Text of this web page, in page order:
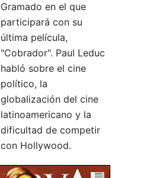
Gramado en el que
participará con su
última película,
"Cobrador". Paul Leduc
habló sobre el cine
político, la
globalización del cine
latinoamericano y la
dificultad de competir
con Hollywood.